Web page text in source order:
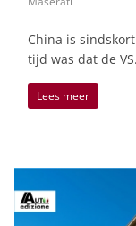
China is
tijd was dat de
Lees meer